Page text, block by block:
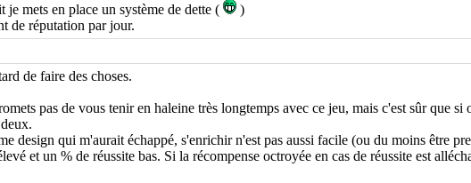
mets en place un système de dette (
)
de réputation par jour.
de faire des choses.
pas de vous tenir en haleine très longtemps avec ce jeu, mais c'est sûr que
design qui m'aurait échappé, s'enrichir n'est pas aussi facile (ou du moins être
et un % de réussite bas. Si la récompense octroyée en cas de réussite est